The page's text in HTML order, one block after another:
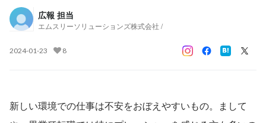
広報 担当
エムスリーソリューションズ株式会社 /
2024-01-23 8
新しい環境での仕事は不安をおぼえやすいもの。まして